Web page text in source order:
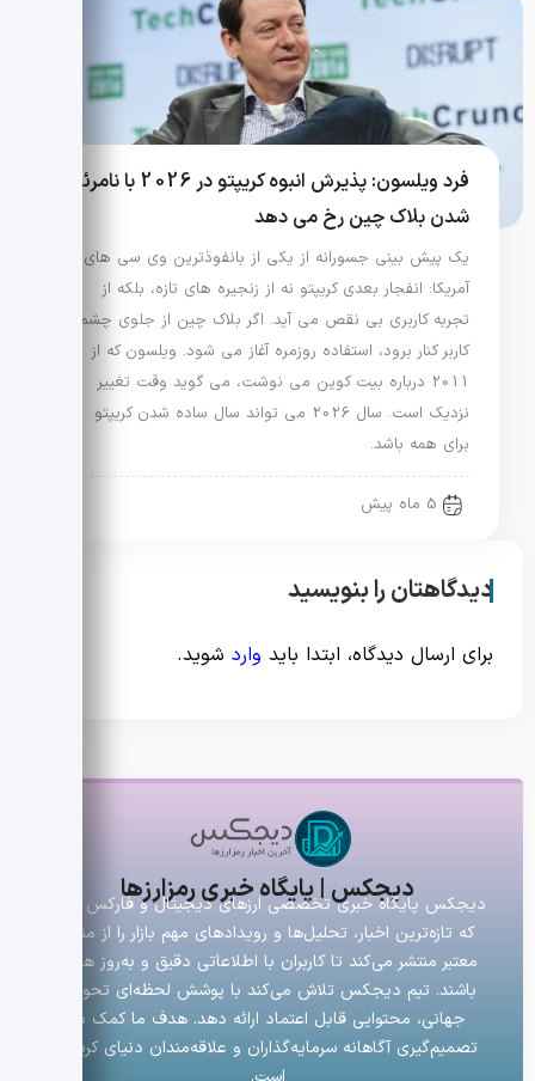
فرد ویلسون: پذیرش انبوه کریپتو در 2026 با نامرئی
شدن بلاک چین رخ می دهد
یک پیش بینی جسورانه از یکی از بانفوذترین وی سی های
آمریکا: انفجار بعدی کریپتو نه از زنجیره های تازه، بلکه از
تجربه کاربری بی نقص می آید. اگر بلاک چین از جلوی چشم
کاربر کنار برود، استفاده روزمره آغاز می شود. ویلسون که از
2011 درباره بیت کوین می نوشت، می گوید وقت تغییر
نزدیک است. سال 2026 می تواند سال ساده شدن کریپتو
برای همه باشد.
5 ماه پیش
دیدگاهتان را بنویسید
برای ارسال دیدگاه، ابتدا باید وارد شوید.
دیجکس | پایگاه خبری رمزارزها
دیجکس پایگاه خبری تخصصی ارزهای دیجیتال و فارکس است
که تازه‌ترین اخبار، تحلیل‌ها و رویدادهای مهم بازار را از منابع
معتبر منتشر می‌کند تا کاربران با اطلاعاتی دقیق و به‌روز همراه
باشند. تیم دیجکس تلاش می‌کند با پوشش لحظه‌ای تحولات
جهانی، محتوایی قابل اعتماد ارائه دهد. هدف ما کمک به
تصمیم‌گیری آگاهانه سرمایه‌گذاران و علاقه‌مندان دنیای کریپتو